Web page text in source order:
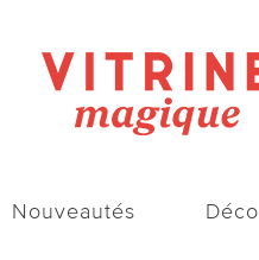
Nouveautés Déco